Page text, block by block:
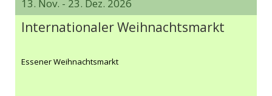
13. Nov. - 23. Dez. 2026
Internationaler Weihnachtsmarkt
Essener Weihnachtsmarkt